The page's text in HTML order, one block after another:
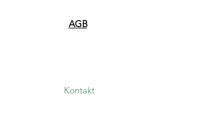
AGB
Kontakt